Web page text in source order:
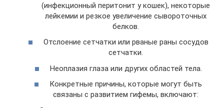
(инфекционный перитонит у кошек), некоторые
лейкемии и резкое увеличение сывороточных
белков.
Отслоение сетчатки или рваные раны сосудов
сетчатки.
Неоплазия глаза или других областей тела.
Конкретные причины, которые могут быть
связаны с развитием гифемы, включают: